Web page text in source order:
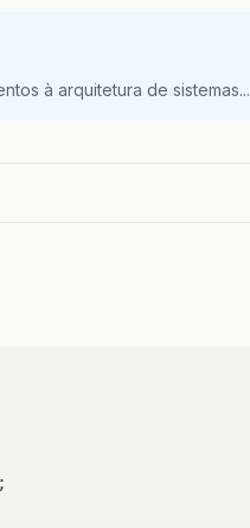
à arquitetura de sistemas...